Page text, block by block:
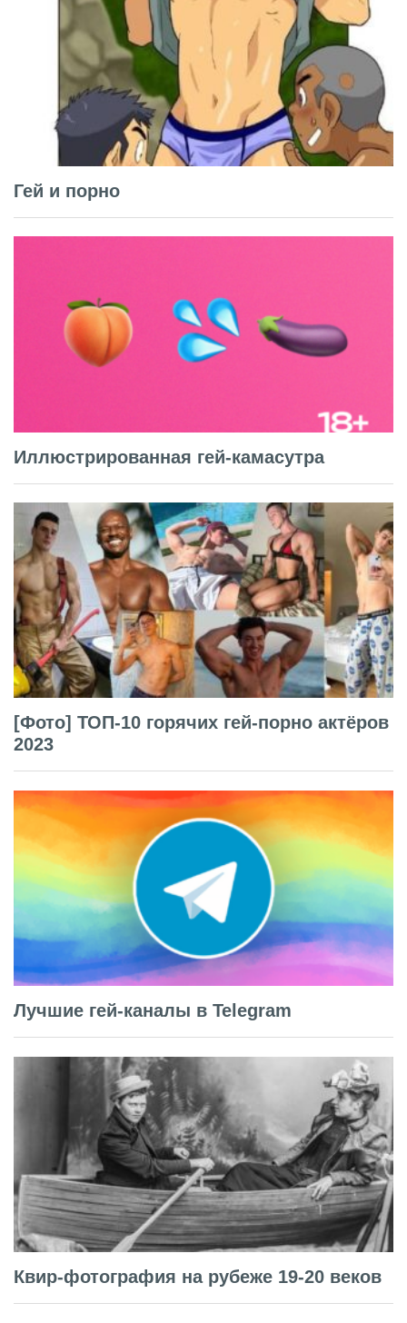
Гей и порно
Иллюстрированная гей-камасутра
[Фото] ТОП-10 горячих гей-порно актёров
2023
Лучшие гей-каналы в Telegram
Квир-фотография на рубеже 19-20 веков